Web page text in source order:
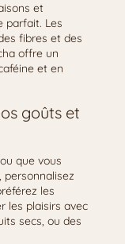
et
parfait. Les
fibres et des
offre un
et en
goûts et
ou que vous
, personnalisez
les
les plaisirs avec
secs, ou des